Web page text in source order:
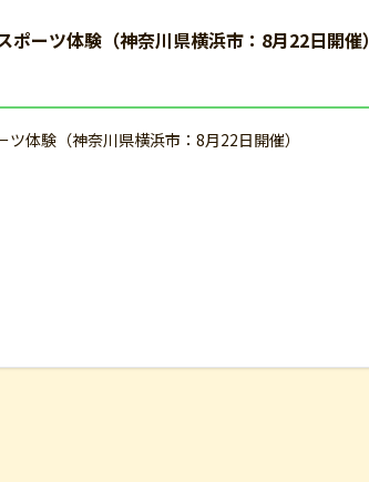
ーツ体験（神奈川県横浜市：8月22日開催）
体験（神奈川県横浜市：8月22日開催）